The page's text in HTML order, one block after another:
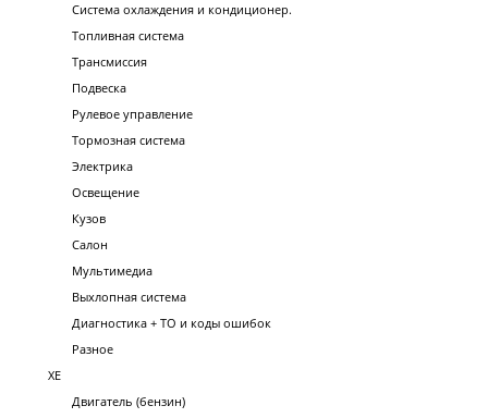
Система охлаждения и кондиционер.
Топливная система
Трансмиссия
Подвеска
Рулевое управление
Тормозная система
Электрика
Освещение
Кузов
Салон
Мультимедиа
Выхлопная система
Диагностика + ТО и коды ошибок
Разное
XE
Двигатель (бензин)